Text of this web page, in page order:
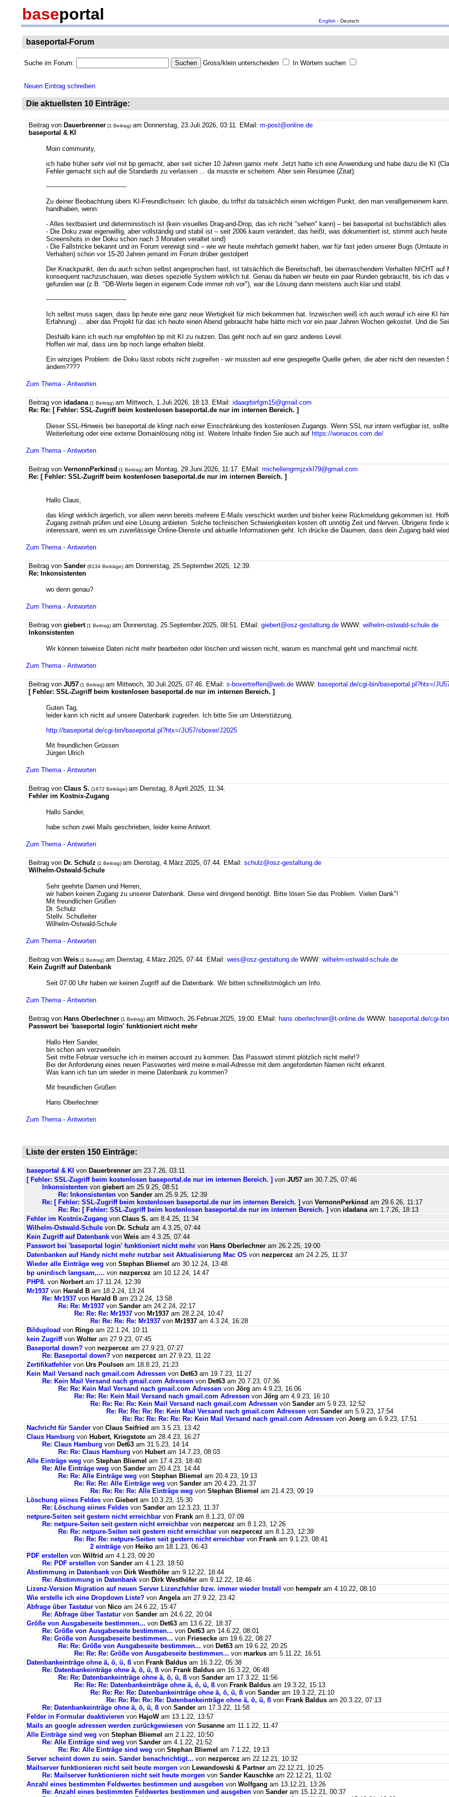
baseportal English - Deutsch
baseportal-Forum
Suche im Forum: Gross/klein unterscheiden In Wörtern suchen
Neuen Eintrag schreiben
Die aktuellsten 10 Einträge:
Beitrag von Dauerbrenner (1 Beitrag) am Donnerstag, 23.Juli.2026, 03:11. EMail: m-post@online.de
baseportal & KI
Moin community,
ich habe früher sehr viel mit bp gemacht, aber seit sicher 10 Jahren garnix mehr. Jetzt hatte ich eine Anwendung und habe dazu die KI
Fehler gemacht sich auf die Standards zu verlassen ... da musste er scheitern. Aber sein Resümee (Zitat):
----------------------------------------
Zu deiner Beobachtung übers KI-Freundlichsein: Ich glaube, du triffst da tatsächlich einen wichtigen Punkt, den man verallgemeinern
handhaben, wenn:
- Alles textbasiert und deterministisch ist (kein visuelles Drag-and-Drop, das ich nicht "sehen" kann) – bei baseportal ist buchstäblich
- Die Doku zwar eigenwillig, aber vollständig und stabil ist – seit 2006 kaum verändert, das heißt, was dokumentiert ist, stimmt auch
Screenshots in der Doku schon nach 3 Monaten veraltet sind)
- Die Fallstricke bekannt und im Forum verewigt sind – wie wir heute mehrfach gemerkt haben, war für fast jeden unserer Bugs (Umlaute
Verhalten) schon vor 15-20 Jahren jemand im Forum drüber gestolpert
Der Knackpunkt, den du auch schon selbst angesprochen hast, ist tatsächlich die Bereitschaft, bei überraschendem Verhalten NICHT
konsequent nachzuschauen, was dieses spezielle System wirklich tut. Genau da haben wir heute ein paar Runden gebraucht, bis ich das
gefunden war (z.B. "DB-Werte liegen in eigenem Code immer roh vor"), war die Lösung dann meistens auch klar und stabil.
----------------------------------------
Ich selbst muss sagen, dass bp heute eine ganz neue Wertigkeit für mich bekommen hat. Inzwischen weiß ich auch worauf ich eine KI
Erfahrung) ... aber das Projekt für das ich heute einen Abend gebraucht habe hätte mich vor ein paar Jahren Wochen gekostet. Und die
Deshalb kann ich euch nur empfehlen bp mit KI zu nutzen. Das geht noch auf ein ganz anderes Level.
Hoffen wir mal, dass uns bp noch lange erhalten bleibt.
Ein winziges Problem: die Doku lässt robots nicht zugreifen - wir mussten auf eine gespiegelte Quelle gehen, die aber nicht den
ändern????
Zum Thema- Antworten
Beitrag von idadana (1 Beitrag) am Mittwoch, 1.Juli.2026, 18:13. EMail: idaaqrbirfgm15@gmail.com
Re: Re: [ Fehler: SSL-Zugriff beim kostenlosen baseportal.de nur im internen Bereich. ]
Dieser SSL-Hinweis bei baseportal.de klingt nach einer Einschränkung des kostenlosen Zugangs. Wenn SSL nur intern verfügbar ist,
Weiterleitung oder eine externe Domainlösung nötig ist. Weitere Inhalte finden Sie auch auf https://wonacos.com.de/
Zum Thema- Antworten
Beitrag von VernonnPerkinsd (1 Beitrag) am Montag, 29.Juni.2026, 11:17. EMail: michellengrmjzxkl79@gmail.com
Re: [ Fehler: SSL-Zugriff beim kostenlosen baseportal.de nur im internen Bereich. ]
Hallo Claus,
das klingt wirklich ärgerlich, vor allem wenn bereits mehrere E-Mails verschickt wurden und bisher keine Rückmeldung gekommen ist.
Zugang zeitnah prüfen und eine Lösung anbieten. Solche technischen Schwierigkeiten kosten oft unnötig Zeit und Nerven. Übrigens finde
interessant, wenn es um zuverlässige Online-Dienste und aktuelle Informationen geht. Ich drücke die Daumen, dass dein Zugang bald
Zum Thema- Antworten
Beitrag von Sander (8134 Beiträge) am Donnerstag, 25.September.2025, 12:39.
Re: Inkonsistenten
wo denn genau?
Zum Thema- Antworten
Beitrag von giebert(1 Beitrag) am Donnerstag, 25.September.2025, 08:51. EMail: giebert@osz-gestaltung.de WWW: wilhelm-ostwald-schule.de
Inkonsistenten
Wir können teiweise Daten nicht mehr bearbeiten oder löschen und wissen nicht, warum es manchmal geht und manchmal nicht.
Zum Thema- Antworten
Beitrag von JU57 (1 Beitrag) am Mittwoch, 30.Juli.2025, 07:46. EMail: s-boxertreffen@web.de WWW: baseportal.de/cgi-bin/baseportal.pl?htx=/
[ Fehler: SSL-Zugriff beim kostenlosen baseportal.de nur im internen Bereich. ]
Guten Tag,
leider kann ich nicht auf unsere Datenbank zugreifen. Ich bitte Sie um Unterstützung.
http://baseportal.de/cgi-bin/baseportal.pl?htx=/JU57/sboxer/J2025
Mit freundlichen Grüssen
Jürgen Ulrich
Zum Thema- Antworten
Beitrag von Claus S. (1672 Beiträge) am Dienstag, 8.April.2025, 11:34.
Fehler im Kostnix-Zugang
Hallo Sander,
habe schon zwei Mails geschrieben, leider keine Antwort.
Zum Thema- Antworten
Beitrag von Dr. Schulz (1 Beitrag) am Dienstag, 4.März.2025, 07:44. EMail: schulz@osz-gestaltung.de
Wilhelm-Ostwald-Schule
Sehr geehrte Damen und Herren,
wir haben keinen Zugang zu unserer Datenbank. Diese wird dringend benötigt. Bitte lösen Sie das Problem. Vielen Dank"!
Mit freundlichen Grüßen
Dr. Schulz
Stellv. Schulleiter
Wilhelm-Ostwald-Schule
Zum Thema- Antworten
Beitrag von Weis (1 Beitrag) am Dienstag, 4.März.2025, 07:44. EMail: weis@osz-gestaltung.de WWW: wilhelm-ostwald-schule.de
Kein Zugriff auf Datenbank
Seit 07:00 Uhr haben wir keinen Zugriff auf die Datenbank. Wir bitten schnellstmöglich um Info.
Zum Thema- Antworten
Beitrag von Hans Oberlechner (1 Beitrag) am Mittwoch, 26.Februar.2025, 19:00. EMail: hans.oberlechner@t-online.de WWW: baseportal.de/cgi-
Passwort bei 'baseportal login' funktioniert nicht mehr
Hallo Herr Sander,
bin schon am verzweifeln.
Seit mitte Februar versuche ich in meinen account zu kommen. Das Passwort stimmt plötzlich nicht mehr!?
Bei der Anforderung eines neuen Passwortes wird meine e-mail-Adresse mit dem angeforderten Namen nicht erkannt.
Was kann ich tun um wieder in meine Datenbank zu kommen?
Mit freundlichen Grüßen
Hans Oberlechner
Zum Thema- Antworten
Liste der ersten 150 Einträge:
baseportal & KI von Dauerbrenner am 23.7.26, 03:11
[ Fehler: SSL-Zugriff beim kostenlosen baseportal.de nur im internen Bereich. ] von JU57 am 30.7.25, 07:46
Inkonsistenten von giebertam 25.9.25, 08:51
Re: Inkonsistenten von Sander am 25.9.25, 12:39
Re: [ Fehler: SSL-Zugriff beim kostenlosen baseportal.de nur im internen Bereich. ] von VernonnPerkinsd am 29.6.26, 11:17
Re: Re: [ Fehler: SSL-Zugriff beim kostenlosen baseportal.de nur im internen Bereich. ] von idadanaam 1.7.26, 18:13
Fehler im Kostnix-Zugang von Claus S. am 8.4.25, 11:34
Wilhelm-Ostwald-Schule von Dr. Schulz am 4.3.25, 07:44
Kein Zugriff auf Datenbank von Weis am 4.3.25, 07:44
Passwort bei 'baseportal login' funktioniert nicht mehr von Hans Oberlechner am 26.2.25, 19:00
Datenbanken auf Handy nicht mehr nutzbar seit Aktualisierung Mac OS von nezpercez am 24.2.25, 11:37
Wieder alle Einträge weg von Stephan Bliemel am 30.12.24, 13:48
bp unirdisch langsam,.... von nezpercez am 10.12.24, 14:47
PHP8. von Norbertam 17.11.24, 12:39
Mr1937 von Harald B am 18.2.24, 13:24
Re: Mr1937 von Harald B am 23.2.24, 13:58
Re: Re: Mr1937 von Sander am 24.2.24, 22:17
Re: Re: Re: Mr1937 von Mr1937 am 28.2.24, 10:47
Re: Re: Re: Re: Mr1937 von Mr1937 am 4.3.24, 16:28
Bildupload von Ringo am 22.1.24, 10:11
kein Zugriffvon Wolter am 27.9.23, 07:45
Baseportal down? von nezpercez am 27.9.23, 07:27
Re: Baseportal down? von nezpercez am 27.9.23, 11:22
Zertifikatfehler von Urs Poulsen am 18.8.23, 21:23
Kein Mail Versand nach gmail.com Adressen von Det63 am 19.7.23, 11:27
Re: Kein Mail Versand nach gmail.com Adressen von Det63 am 20.7.23, 07:36
Re: Re: Kein Mail Versand nach gmail.com Adressen von Jörg am 4.9.23, 16:06
Re: Re: Re: Kein Mail Versand nach gmail.com Adressen von Jörg am 4.9.23, 16:10
Re: Re: Re: Re: Kein Mail Versand nach gmail.com Adressen von Sander am 5.9.23, 12:52
Re: Re: Re: Re: Re: Kein Mail Versand nach gmail.com Adressen von Sander am 5.9.23, 17:54
Re: Re: Re: Re: Re: Re: Kein Mail Versand nach gmail.com Adressen von Joerg am 6.9.23, 17:51
Nachricht für Sander von Claus Seifried am 3.5.23, 13:42
Claus Hamburg von Hubert, Kriegstote am 28.4.23, 16:27
Re: Claus Hamburg von Det63 am 31.5.23, 14:14
Re: Re: Claus Hamburg von Hubertam 14.7.23, 08:03
Alle Einträge weg von Stephan Bliemel am 17.4.23, 18:40
Re: Alle Einträge weg von Sander am 20.4.23, 14:44
Re: Re: Alle Einträge weg von Stephan Bliemel am 20.4.23, 19:13
Re: Re: Re: Alle Einträge weg von Sander am 20.4.23, 21:37
Re: Re: Re: Re: Alle Einträge weg von Stephan Bliemel am 21.4.23, 09:19
Löschung eiines Feldes von Giebertam 10.3.23, 15:30
Re: Löschung eiines Feldes von Sander am 12.3.23, 11:37
netpure-Seiten seit gestern nicht erreichbar von Frank am 8.1.23, 07:09
Re: netpure-Seiten seit gestern nicht erreichbar von nezpercez am 8.1.23, 12:26
Re: Re: netpure-Seiten seit gestern nicht erreichbar von nezpercez am 8.1.23, 12:39
Re: Re: Re: netpure-Seiten seit gestern nicht erreichbar von Frank am 9.1.23, 08:41
2 einträge von Heiko am 18.1.23, 06:43
PDF erstellen von Wilfrid am 4.1.23, 09:20
Re: PDF erstellen von Sander am 4.1.23, 18:50
Abstimmung in Datenbank von Dirk Westhöfer am 9.12.22, 18:44
Re: Abstimmung in Datenbank von Dirk Westhöfer am 9.12.22, 18:46
Lizenz-Version Migration auf neuen Server Lizenzfehler bzw. immer wieder Install
von hempelr am 4.10.22, 08:10
Wie erstelle ich eine Dropdown Liste? von Angela am 27.9.22, 23:42
Abfrage über Tastatur von Nico am 24.6.22, 15:47
Re: Abfrage über Tastatur von Sander am 24.6.22, 20:04
Größe von Ausgabeseite bestimmen... von Det63 am 13.6.22, 18:37
Re: Größe von Ausgabeseite bestimmen... von Det63 am 14.6.22, 08:01
Re: Größe von Ausgabeseite bestimmen... von Friesecke am 19.6.22, 08:27
Re: Re: Größe von Ausgabeseite bestimmen... von Det63 am 19.6.22, 20:25
Re: Re: Re: Größe von Ausgabeseite bestimmen... von markus am 5.11.22, 16:51
Datenbankeinträge ohne ä, ö, ü, ß von Frank Baldus am 16.3.22, 05:38
Re: Datenbankeinträge ohne ä, ö, ü, ß von Frank Baldus am 16.3.22, 06:48
Re: Re: Datenbankeinträge ohne ä, ö, ü, ß von Sander am 17.3.22, 11:56
Re: Re: Re: Datenbankeinträge ohne ä, ö, ü, ß von Frank Baldus am 19.3.22, 15:13
Re: Re: Re: Re: Datenbankeinträge ohne ä, ö, ü, ß von Sander am 19.3.22, 21:10
Re: Re: Re: Re: Re: Datenbankeinträge ohne ä, ö, ü, ß von Frank Baldus am 20.3.22, 07:13
Re: Datenbankeinträge ohne ä, ö, ü, ß von Sander am 17.3.22, 11:58
Felder in Formular deaktivieren von HajoWam 13.1.22, 13:57
Mails an google adressen werden zurückgewiesen von Susanne am 11.1.22, 11:47
Alle Einträge sind weg von Stephan Bliemel am 2.1.22, 10:50
Re: Alle Einträge sind weg von Sander am 4.1.22, 21:52
Re: Re: Alle Einträge sind weg von Stephan Bliemel am 7.1.22, 19:13
Server scheint down zu sein. Sander benachrichtigt... von nezpercez am 22.12.21, 10:32
Mailserver funktionieren nicht seit heute morgen von Lewandowski & Partner am 22.12.21, 10:25
Re: Mailserver funktionieren nicht seit heute morgen von Sander Kauschke am 22.12.21, 11:02
Anzahl eines bestimmten Feldwertes bestimmen und ausgeben von Wolfgang am 13.12.21, 13:26
Re: Anzahl eines bestimmten Feldwertes bestimmen und ausgeben von Sander am 15.12.21, 00:37